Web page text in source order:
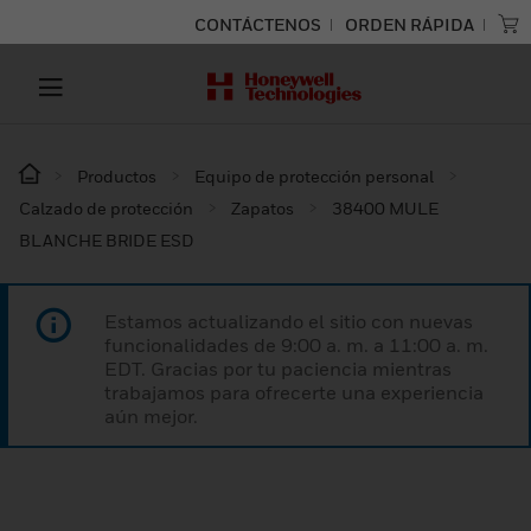
CONTÁCTENOS ORDEN RÁPIDA
Productos
Equipo de protección personal
Calzado de protección
Zapatos
38400 MULE
BLANCHE BRIDE ESD
Estamos actualizando el sitio con nuevas
funcionalidades de 9:00 a. m. a 11:00 a. m.
EDT. Gracias por tu paciencia mientras
trabajamos para ofrecerte una experiencia
aún mejor.